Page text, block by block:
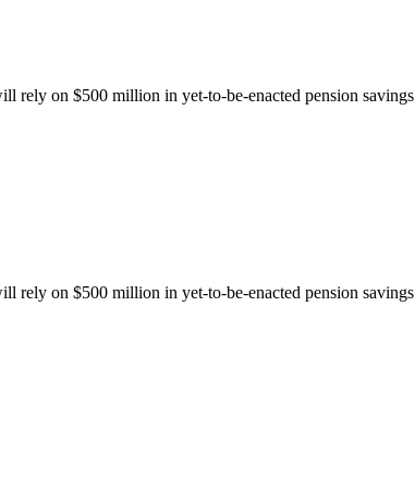
rely on $500 million in yet-to-be-enacted pension savings
rely on $500 million in yet-to-be-enacted pension savings